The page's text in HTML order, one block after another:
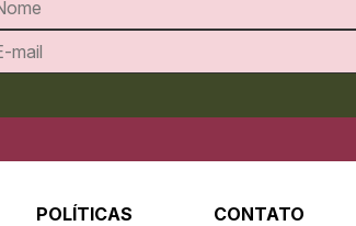
POLÍTICAS
CONTATO